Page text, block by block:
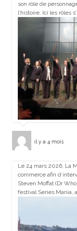
son rôle de
l’histoire. Ici les rôles
il y a 4 mois
Le 24 mars 2026, La
commerce afin
Steven Moffat (Dr
festival Series Mania,